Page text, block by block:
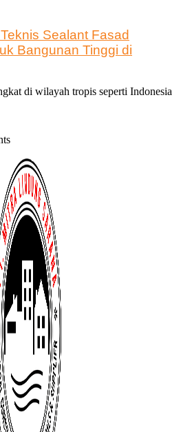
Sealant Fasad
Bangunan Tinggi di
di wilayah tropis seperti Indonesia